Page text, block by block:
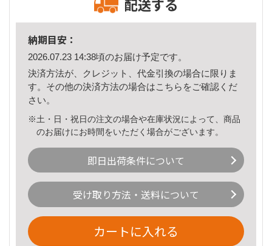
配送する
納期目安：
2026.07.23 14:38頃のお届け予定です。
決済方法が、クレジット、代金引換の場合に限りま
す。その他の決済方法の場合はこちら をご確認くだ
さい。
※土・日・祝日の注文の場合や在庫状況によって、商品
のお届けにお時間をいただく場合がございます。
即日出荷条件について
受け取り方法・送料について
カートに入れる